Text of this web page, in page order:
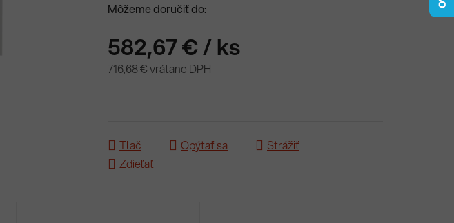
Môžeme doručiť do:
582,67 €/ ks
716,68 € vrátane DPH
Tlač Opýtať sa
Strážiť
Zdieľať